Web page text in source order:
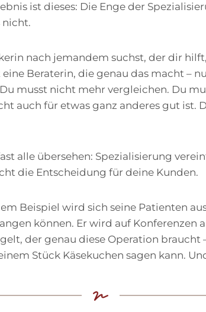
ist dieses: Die Enge der
nicht.
nach jemandem suchst, der dir
Beraterin, die genau das macht –
musst nicht mehr vergleichen. Du
auch für etwas ganz anderes gut ist.
alle übersehen: Spezialisierung
die Entscheidung für deine Kunden.
Beispiel wird sich seine Patienten
können. Er wird auf Konferenzen
der genau diese Operation braucht
Stück Käsekuchen sagen kann.